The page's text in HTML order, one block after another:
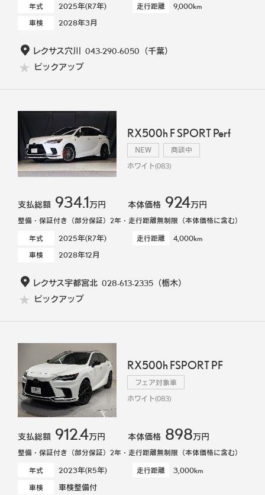
年式
2025年(R7年) 走行距離 9,000km
車検 2028年3月
レクサス穴川 043-290-6050 （千葉）
ピックアップ
RX500h F SPORT Perf
NEW 商談中
ホワイト(083)
支払総額 934.1万円 本体価格 924万円
整備・保証付き（部分保証）2年・走行距離無制限（本体価格に含む）
年式
2025年(R7年) 走行距離 4,000km
車検 2028年12月
レクサス宇都宮北 028-613-2335（栃木）
ピックアップ
RX500h FSPORT PF
フェア対象車
ホワイト(083)
支払総額 912.4万円 本体価格 898万円
整備・保証付き（部分保証）2年・走行距離無制限（本体価格に含む）
年式
2023年(R5年) 走行距離 3,000km
車検 車検整備付